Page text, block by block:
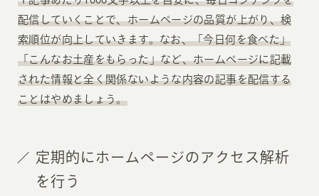
配信していくことで、ホームページの品質が上がり、検
索順位が向上していきます。なお、「今日何を食べた」
「こんなお土産をもらった」など、ホームページに記載
された情報と全く関係ないような内容の記事を配信する
ことはやめましょう。
定期的にホームページのアクセス解析
を行う